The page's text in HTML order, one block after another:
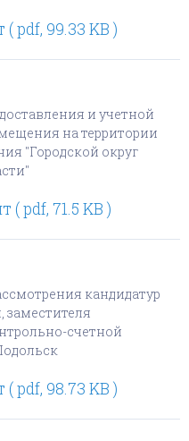
pdf, 99.33 KB )
и учетной
на территории
"Городской округ
( pdf, 71.5 KB )
кандидатур
заместителя
счетной
pdf, 98.73 KB )